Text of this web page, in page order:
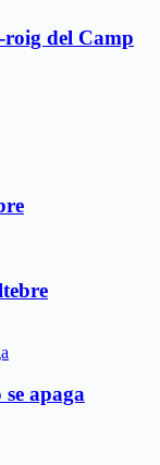
roig del Camp
apaga